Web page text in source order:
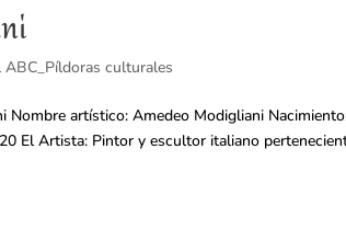
ABC_Píldoras culturales
Nombre artístico: Amedeo Modigliani
El Artista: Pintor y escultor italiano